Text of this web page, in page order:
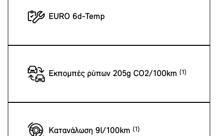
EURO 6d-Temp
Εκπομπές ρύπων 205g CO2/100km
Κατανάλωση 9l/100km